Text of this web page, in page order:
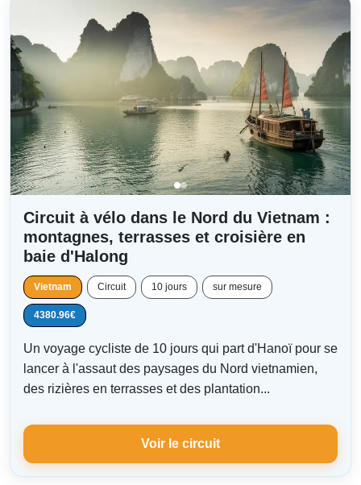
Circuit à vélo dans le Nord du Vietnam :
montagnes, terrasses et croisière en
baie d'Halong
Vietnam Circuit 10 jours sur mesure
4380.96€
Un voyage cycliste de 10 jours qui part d'Hanoï pour se
lancer à l'assaut des paysages du Nord vietnamien,
des rizières en terrasses et des plantation...
Voir le circuit